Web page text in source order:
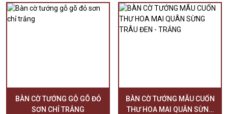
BÀN CỜ TƯỚNG GỖ GÕ ĐỎ
SƠN CHỈ TRẮNG
BÀN CỜ TƯỚNG MÃU CUỐN
THƯ HOA MAI QUÂN SỪNG